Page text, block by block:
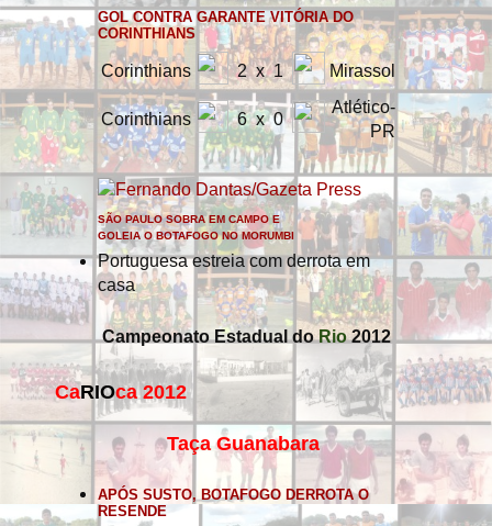
GOL CONTRA GARANTE VITÓRIA DO
CORINTHIANS
Corinthians 2 x 1 Mirassol
Corinthians 6 x 0
Atlético-
PR
SÃO PAULO SOBRA EM CAMPO E
GOLEIA O BOTAFOGO NO MORUMBI
Portuguesa estreia com derrota em
casa
Campeonato Estadual doRio2012
CaRIOca 2012
Taça Guanabara
APÓS SUSTO, BOTAFOGO DERROTA O
RESENDE